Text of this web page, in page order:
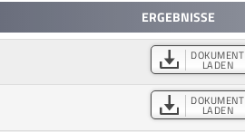
ERGEBNISSE
DOKUMENT
LADEN
DOKUMENT
LADEN